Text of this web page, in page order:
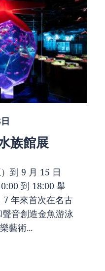
族館展
到 9 月 15 日
到 18:00 舉
年來首次在名古
音創造金魚游泳
藝術...